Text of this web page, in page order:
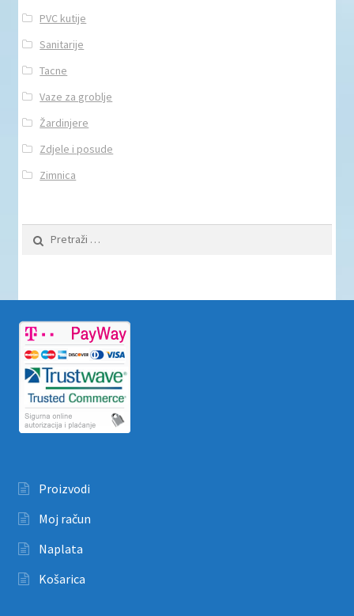
PVC kutije
Sanitarije
Tacne
Vaze za groblje
Žardinjere
Zdjele i posude
Zimnica
Pretraži:
Proizvodi
Moj račun
Naplata
Košarica